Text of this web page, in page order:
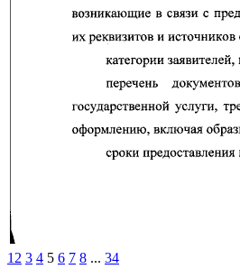
1 2 3 4 5 6 7 8 ... 34